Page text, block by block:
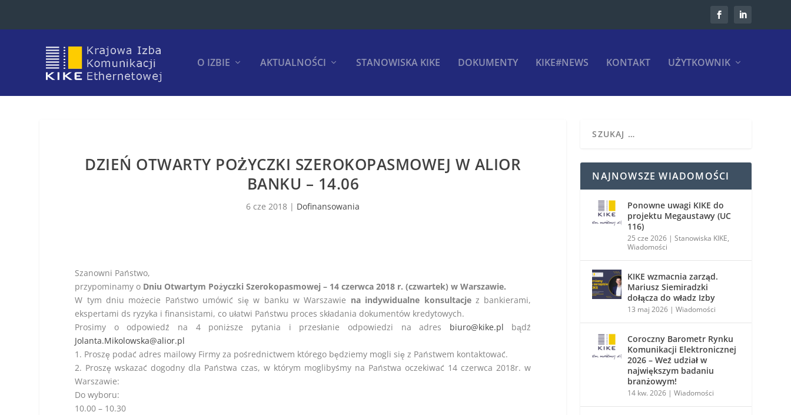
O IZBIE AKTUALNOŚCI STANOWISKA KIKE DOKUMENTY KIKE#NEWS KONTAKT UŻYTKOWNIK
DZIEŃ OTWARTY POŻYCZKI SZEROKOPASMOWEJ W ALIOR
BANKU – 14.06
6 cze 2018 | Dofinansowania
Szanowni Państwo,
przypominamy o Dniu Otwartym Pożyczki Szerokopasmowej – 14 czerwca 2018 r. (czwartek) w Warszawie.
W tym dniu możecie Państwo umówić się w banku w Warszawie na indywidualne konsultacjez bankierami,
ekspertami ds ryzyka i finansistami, co ułatwi Państwu proces składania dokumentów kredytowych.
Prosimy o odpowiedź na 4 poniższe pytania i przesłanie odpowiedzi na adres biuro@kike.pl bądź
Jolanta.Mikolowska@alior.pl
1. Proszę podać adres mailowy Firmy za pośrednictwem którego będziemy mogli się z Państwem kontaktować.
2. Proszę wskazać dogodny dla Państwa czas, w którym moglibyśmy na Państwa oczekiwać 14 czerwca 2018r. w
Warszawie:
Do wyboru:
10.00 – 10.30
NAJNOWSZE WIADOMOŚCI
Ponowne uwagi KIKE do
projektu Megaustawy (UC
116)
25 cze 2026 |Stanowiska KIKE,
Wiadomości
KIKE wzmacnia zarząd.
Mariusz Siemiradzki
dołącza do władz Izby
13 maj 2026 |Wiadomości
Coroczny Barometr Rynku
Komunikacji Elektronicznej
2026 – Weź udział w
największym badaniu
branżowym!
14 kw. 2026 |Wiadomości